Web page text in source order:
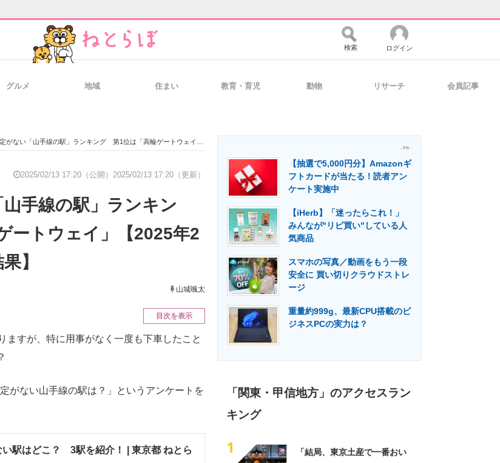
経営リーダーのコミュニティ マーケ×ITの今がよく分かる
IT製品の技術・比較・事例 製造業のIT導入・活用を支援
エネルギーの専門メディア 建設×テクノロジーの最前線
検索 ログイン
グルメ 地域 住まい 教育・育児 動物 リサーチ 会員記事
い「山手線の駅」ランキング 第1位は「高輪ゲートウェイ」【2025年2月10日時点の投票結果】
2025/02/13 17:20（公開） 2025/02/13 17:20（更新）
手線の駅」ランキン
トウェイ」【2025年2
】
山城颯太
目次を表示
すが、特に用事がなく一度も下車したこと
がない山手線の駅は？」というアンケートを
い駅はどこ？ 3駅を紹介！ | 東京都 ねとら
- PR -
【抽選で5,000円分】Amazonギ
フトカードが当たる！読者アン
ケート実施中
【iHerb】「迷ったらこれ！」
みんなが"リピ買い"している人
気商品
スマホの写真／動画をもう一段
安全に 買い切りクラウドストレ
ージ
重量約999g、最新CPU搭載のビ
ジネスPCの実力は？
「関東・甲信地方」のアクセスラン
キング
1
「結局、東京土産で一番おい